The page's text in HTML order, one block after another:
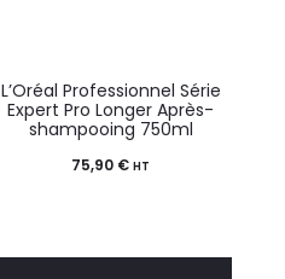
L’Oréal Professionnel Série
Expert Pro Longer Après-
shampooing 750ml
75,90 € HT